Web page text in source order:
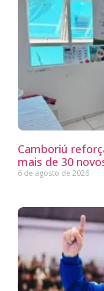
Camboriú
mais de 30
6 de agosto de 2026